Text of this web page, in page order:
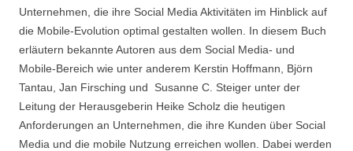
Unternehmen, die ihre Social Media Aktivitäten im Hinblick auf
die Mobile-Evolution optimal gestalten wollen. In diesem Buch
erläutern bekannte Autoren aus dem Social Media- und
Mobile-Bereich wie unter anderem Kerstin Hoffmann, Björn
Tantau, Jan Firsching und Susanne C. Steiger unter der
Leitung der Herausgeberin Heike Scholz die heutigen
Anforderungen an Unternehmen, die ihre Kunden über Social
Media und die mobile Nutzung erreichen wollen. Dabei werden